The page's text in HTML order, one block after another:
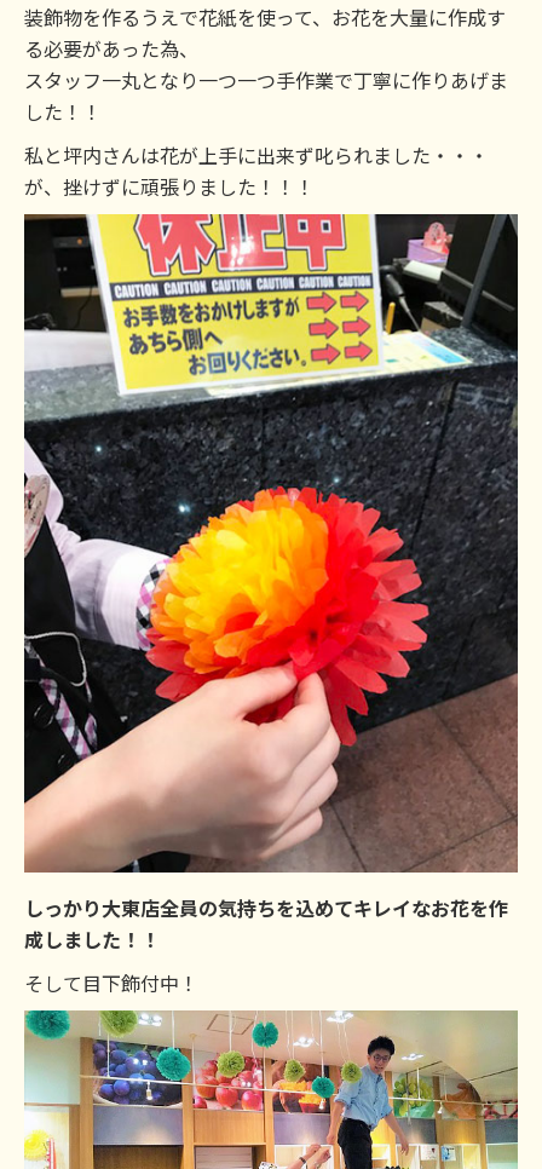
装飾物を作るうえで花紙を使って、お花を大量に作成す
る必要があった為、
スタッフ一丸となり一つ一つ手作業で丁寧に作りあげま
した！！
私と坪内さんは花が上手に出来ず叱られました・・・
が、挫けずに頑張りました！！！
しっかり大東店全員の気持ちを込めてキレイなお花を作
成しました！！
そして目下飾付中！